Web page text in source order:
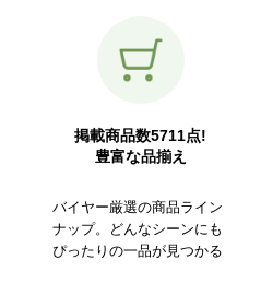
掲載商品数5711点!
豊富な品揃え
バイヤー厳選の商品ライン
ナップ。どんなシーンにも
ぴったりの一品が見つかる